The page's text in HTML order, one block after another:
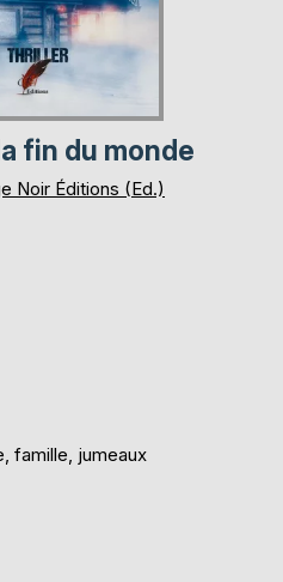
fin du monde
Noir Éditions (Ed.)
famille, jumeaux